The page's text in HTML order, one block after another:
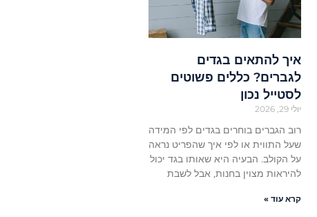
איך להתאים בגדים
לגברים? כללים פשוטים
לסטייל נכון
יולי 29, 2026
רוב הגברים בוחרים בגדים לפי המידה
שעל התווית או לפי איך שהפריט נראה
על הקולב. הבעיה היא שאותו בגד יכול
להיראות מצוין בחנות, אבל לשבת
קרא עוד »